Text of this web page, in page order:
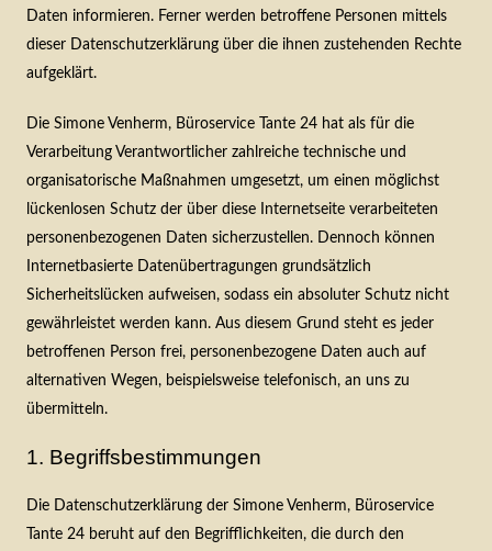
Daten informieren. Ferner werden betroffene Personen mittels
dieser Datenschutzerklärung über die ihnen zustehenden Rechte
aufgeklärt.
Die Simone Venherm, Büroservice Tante 24 hat als für die
Verarbeitung Verantwortlicher zahlreiche technische und
organisatorische Maßnahmen umgesetzt, um einen möglichst
lückenlosen Schutz der über diese Internetseite verarbeiteten
personenbezogenen Daten sicherzustellen. Dennoch können
Internetbasierte Datenübertragungen grundsätzlich
Sicherheitslücken aufweisen, sodass ein absoluter Schutz nicht
gewährleistet werden kann. Aus diesem Grund steht es jeder
betroffenen Person frei, personenbezogene Daten auch auf
alternativen Wegen, beispielsweise telefonisch, an uns zu
übermitteln.
1. Begriffsbestimmungen
Die Datenschutzerklärung der Simone Venherm, Büroservice
Tante 24 beruht auf den Begrifflichkeiten, die durch den